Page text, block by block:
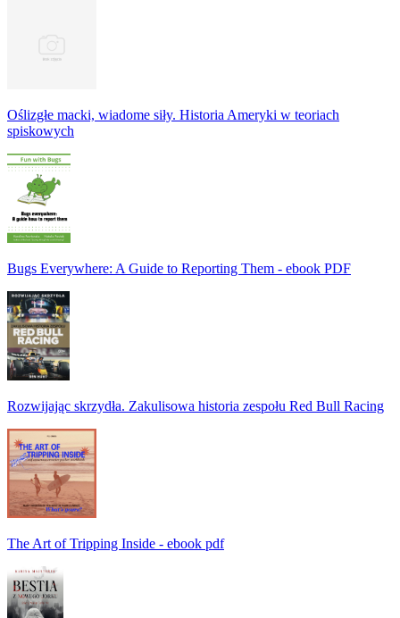
Oślizgłe macki, wiadome siły. Historia Ameryki w teoriach
spiskowych
Bugs Everywhere: A Guide to Reporting Them - ebook PDF
Rozwijając skrzydła. Zakulisowa historia zespołu Red Bull Racing
The Art of Tripping Inside - ebook pdf